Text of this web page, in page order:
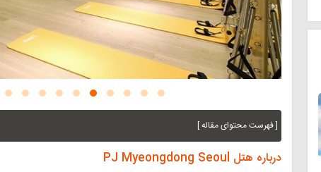
[ فهرست محتوای مقاله ]
درباره هتل PJ Myeongdong Seoul